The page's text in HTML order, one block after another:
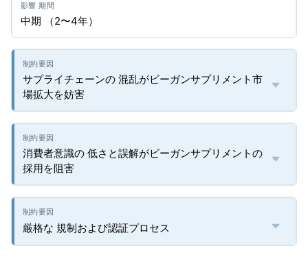
中期 （2〜4年）
サプライチェーンの 混乱がビーガンサプリメント市
場拡大を妨害
消費者意識の 低さと誤解がビーガンサプリメントの
採用を阻害
厳格な 規制および認証プロセス